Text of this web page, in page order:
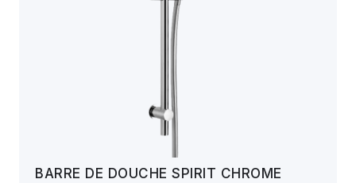
BARRE DE DOUCHE SPIRIT CHROME